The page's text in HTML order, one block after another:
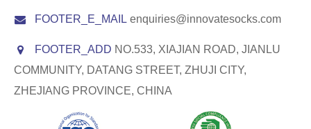
FOOTER_E_MAIL enquiries@innovatesocks.com
FOOTER_ADD NO.533, XIAJIAN ROAD, JIANLU
COMMUNITY, DATANG STREET, ZHUJI CITY,
ZHEJIANG PROVINCE, CHINA